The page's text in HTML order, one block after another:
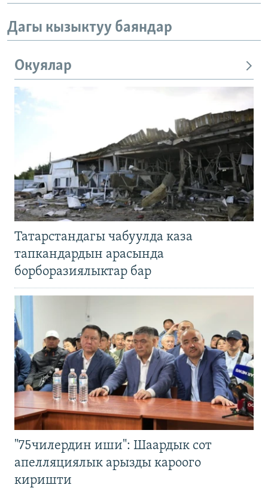
Дагы кызыктуу баяндар
Окуялар
Татарстандагы чабуулда каза
тапкандардын арасында
борборазиялыктар бар
"75чилердин иши": Шаардык сот
апелляциялык арызды кароого
киришти